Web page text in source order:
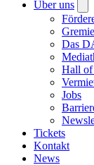
Über uns
Das
Hall of
Jobs
Tickets
Kontakt
News